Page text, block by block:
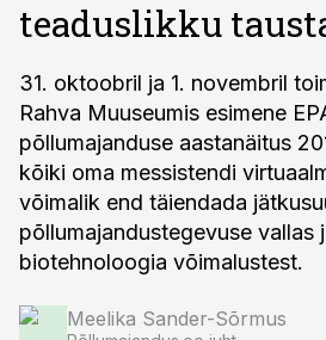
teaduslikku
31. oktoobril ja 1. novembril
Rahva Muuseumis esimene
põllumajanduse aastanäitus
kõiki oma messistendi
võimalik end täiendada
põllumajandustegevuse vallas
biotehnoloogia võimalustest.
Meelika Sander-Sõrmus